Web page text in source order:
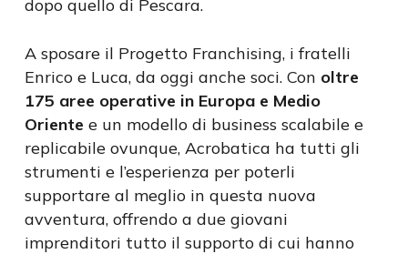
dopo quello di Pescara.
A sposare il Progetto Franchising, i fratelli
Enrico e Luca, da oggi anche soci. Con oltre
175 aree operative in Europa e Medio
Oriente e un modello di business scalabile e
replicabile ovunque, Acrobatica ha tutti gli
strumenti e l’esperienza per poterli
supportare al meglio in questa nuova
avventura, offrendo a due giovani
imprenditori tutto il supporto di cui hanno